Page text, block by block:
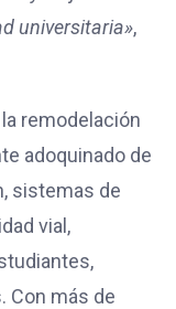
universitaria»,
remodelación
adoquinado de
sistemas de
vial,
Con más de